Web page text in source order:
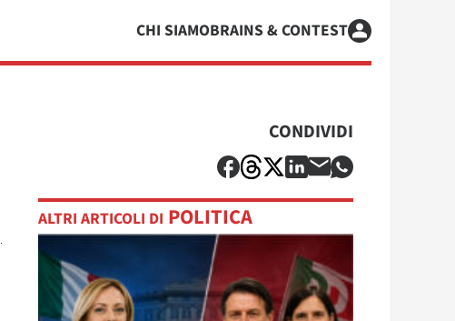
CHI SIAMOBRAINS & CONTEST
CONDIVIDI
ALTRI ARTICOLI DI POLITICA